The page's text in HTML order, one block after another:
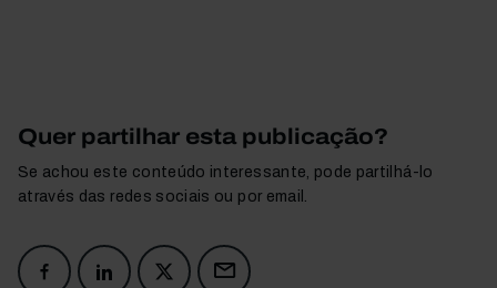
Quer partilhar esta publicação?
Se achou este conteúdo interessante, pode partilhá-lo
através das redes sociais ou por email.